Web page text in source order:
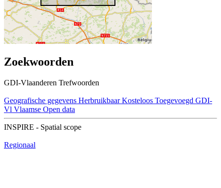
Zoekwoorden
GDI-Vlaanderen Trefwoorden
Geografische gegevens Herbruikbaar Kosteloos Toegevoegd GDI-
Vl Vlaamse Open data
INSPIRE - Spatial scope
Regionaal